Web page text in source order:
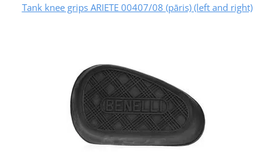
Tank knee grips ARIETE 00407/08 (pāris) (left and right)